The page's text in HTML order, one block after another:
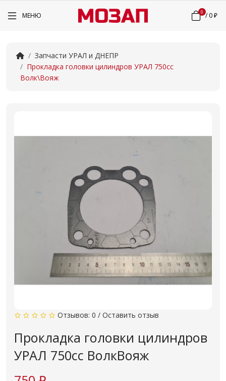
МЕНЮ 0 /0 ₽
Запчасти УРАЛ и ДНЕПР
Прокладка головки цилиндров УРАЛ 750сс
Волк\Вояж
Отзывов: 0 / Оставить отзыв
Прокладка головки цилиндров
УРАЛ 750сс ВолкВояж